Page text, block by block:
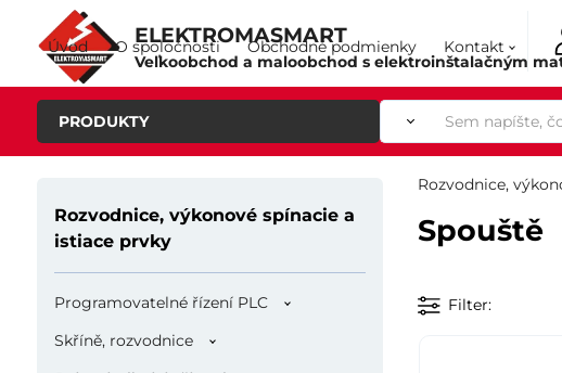
ELEKTROMASMART
Veľkoobchod a maloobchod s elektroinštalačným
Úvod O spoločnosti Obchodné podmienky Kontakt
PRODUKTY
Rozvodnice, výkonové spínacie a
istiace prvky
Programovatelné řízení PLC
Skříně, rozvodnice
Rozvodnice,
Spouště
Filter